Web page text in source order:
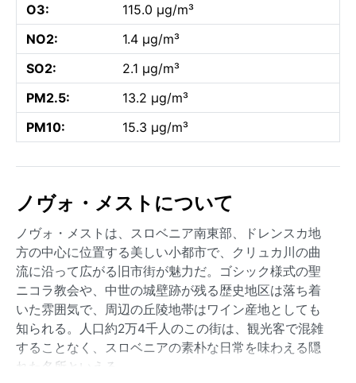
O3:
115.0 µg/m³
NO2:
1.4 µg/m³
SO2:
2.1 µg/m³
PM2.5:
13.2 µg/m³
PM10:
15.3 µg/m³
ノヴォ・メストについて
ノヴォ・メストは、スロベニア南東部、ドレンスカ地
方の中心に位置する美しい小都市で、クリュカ川の曲
流に沿って広がる旧市街が魅力だ。ゴシック様式の聖
ニコラ教会や、中世の城壁跡が残る歴史地区は落ち着
いた雰囲気で、周辺の丘陵地帯はワイン産地としても
知られる。人口約2万4千人のこの街は、観光客で混雑
することなく、スロベニアの素朴な日常を味わえる隠
れた名所といえる。